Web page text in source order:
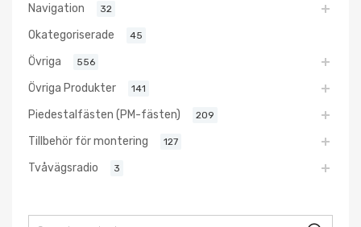
Navigation 32
Okategoriserade 45
Övriga 556
Övriga Produkter 141
Piedestalfästen (PM-fästen) 209
Tillbehör för montering 127
Tvåvägsradio 3